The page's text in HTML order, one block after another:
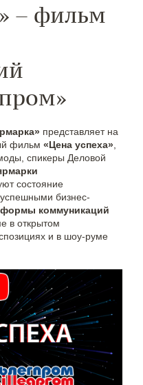
– фильм
представляет на
фильм «Цена успеха»
спикеры Деловой
состояние
бизнес-
коммуникаций
в открытом
и в шоу-руме